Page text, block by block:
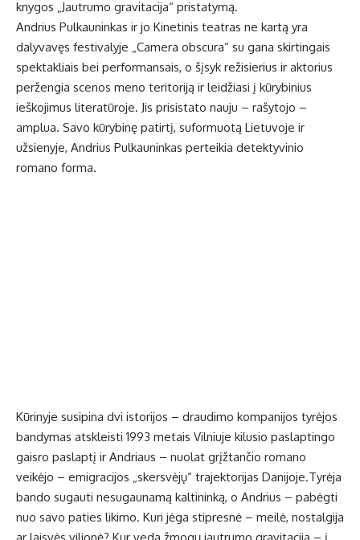
knygos „Jautrumo gravitacija“ pristatymą.
Andrius Pulkauninkas ir jo Kinetinis teatras ne kartą yra
dalyvavęs festivalyje „Camera obscura“ su gana skirtingais
spektakliais bei performansais, o šįsyk režisierius ir aktorius
peržengia scenos meno teritoriją ir leidžiasi į kūrybinius
ieškojimus literatūroje. Jis prisistato nauju – rašytojo –
amplua. Savo kūrybinę patirtį, suformuotą Lietuvoje ir
užsienyje, Andrius Pulkauninkas perteikia detektyvinio
romano forma.
Kūrinyje susipina dvi istorijos – draudimo kompanijos tyrėjos
bandymas atskleisti 1993 metais Vilniuje kilusio paslaptingo
gaisro paslaptį ir Andriaus – nuolat grįžtančio romano
veikėjo – emigracijos „skersvėjų“ trajektorijas Danijoje.Tyrėja
bando sugauti nesugaunamą kaltininką, o Andrius – pabėgti
nuo savo paties likimo. Kuri jėga stipresnė – meilė, nostalgija